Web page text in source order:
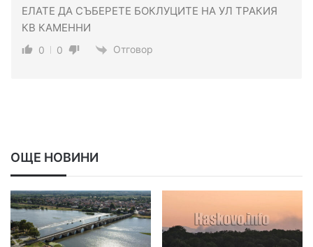
ЕЛАТЕ ДА СЪБЕРЕТЕ БОКЛУЦИТЕ НА УЛ ТРАКИЯ
КВ КАМЕННИ
0 0 Отговор
ОЩЕ НОВИНИ